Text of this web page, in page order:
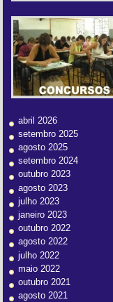
abril 2026
setembro 2025
agosto 2025
setembro 2024
outubro 2023
agosto 2023
julho 2023
janeiro 2023
outubro 2022
agosto 2022
julho 2022
maio 2022
outubro 2021
agosto 2021